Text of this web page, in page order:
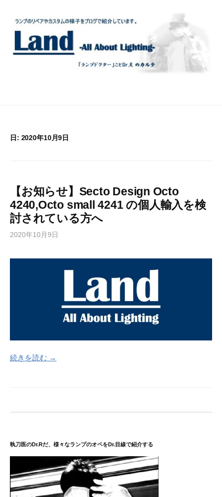
日: 2020年10月9日
【お知らせ】Secto Design Octo
4240,Octo small 4241 の個人輸入を検
討されている方へ
2020年10月9日
続きを読む →
執刀医のDr.Rだ、様々なランプのオペをDr.目線で紹介する